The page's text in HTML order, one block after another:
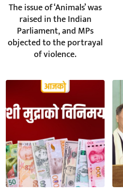
The issue of ‘Animals’ was
raised in the Indian
Parliament, and MPs
objected to the portrayal
of violence.